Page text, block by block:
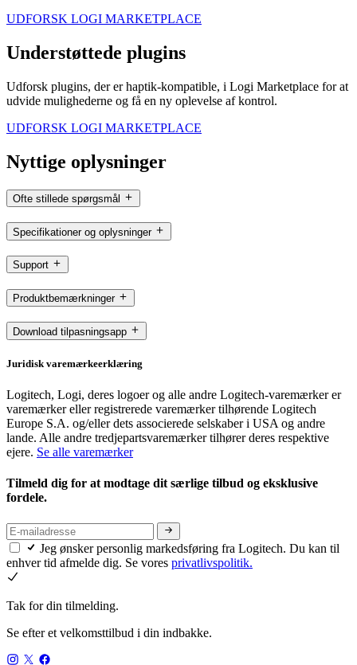
UDFORSK LOGI MARKETPLACE
Understøttede plugins
Udforsk plugins, der er haptik-kompatible, i Logi Marketplace for at
udvide mulighederne og få en ny oplevelse af kontrol.
UDFORSK LOGI MARKETPLACE
Nyttige oplysninger
Ofte stillede spørgsmål
Specifikationer og oplysninger
Support
Produktbemærkninger
Download tilpasningsapp
Juridisk varemærkeerklæring
Logitech, Logi, deres logoer og alle andre Logitech-varemærker er
varemærker eller registrerede varemærker tilhørende Logitech
Europe S.A. og/eller dets associerede selskaber i USA og andre
lande. Alle andre tredjepartsvaremærker tilhører deres respektive
ejere. Se alle varemærker
Tilmeld dig for at modtage dit særlige tilbud og eksklusive
fordele.
Jeg ønsker personlig markedsføring fra Logitech. Du kan til
enhver tid afmelde dig. Se vores privatlivspolitik.
Tak for din tilmelding.
Se efter et velkomsttilbud i din indbakke.